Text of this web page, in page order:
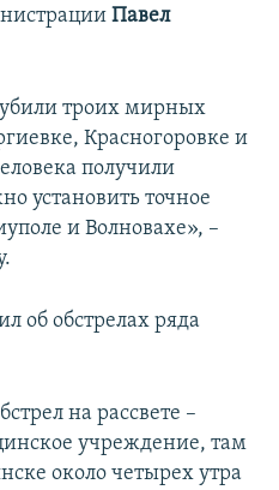
Павел
убили троих мирных
Красногоровке и
получили
установить точное
и Волновахе», –
об обстрелах ряда
на рассвете –
учреждение, там
около четырех утра